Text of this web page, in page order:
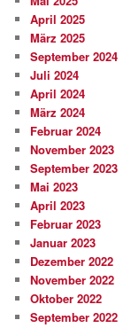
April 2025
März 2025
September 2024
Juli 2024
April 2024
März 2024
Februar 2024
November 2023
September 2023
Mai 2023
April 2023
Februar 2023
Januar 2023
Dezember 2022
November 2022
Oktober 2022
September 2022